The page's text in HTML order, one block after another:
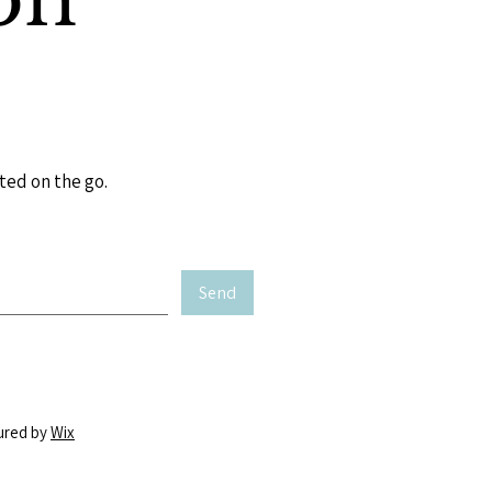
on the go.
Send
byWix